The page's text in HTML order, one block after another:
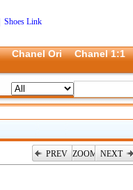
Shoes Link
Chanel Ori
Chanel 1:1
PREV ZOOM NEXT